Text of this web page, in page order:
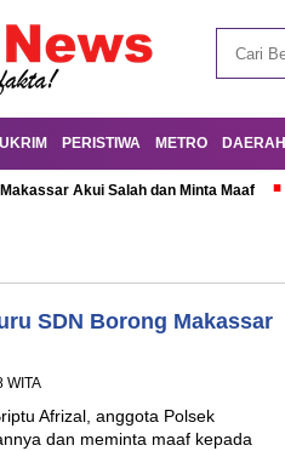
PERISTIWA METRO DAERAH
Akui Salah dan Minta Maaf
SDN Borong Makassar
WITA
Afrizal, anggota Polsek
dan meminta maaf kepada